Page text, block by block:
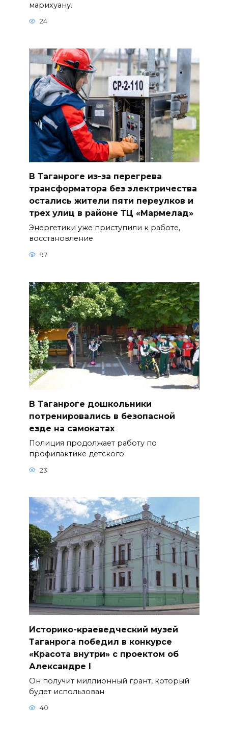
марихуану.
24
В Таганроге из-за перегрева
трансформатора без электричества
остались жители пяти переулков и
трех улиц в районе ТЦ «Мармелад»
Энергетики уже приступили к работе,
восстановление
97
В Таганроге дошкольники
потренировались в безопасной
езде на самокатах
Полиция продолжает работу по
профилактике детского
23
Историко-краеведческий музей
Таганрога победил в конкурсе
«Красота внутри» с проектом об
Александре I
Он получит миллионный грант, который
будет использован
40